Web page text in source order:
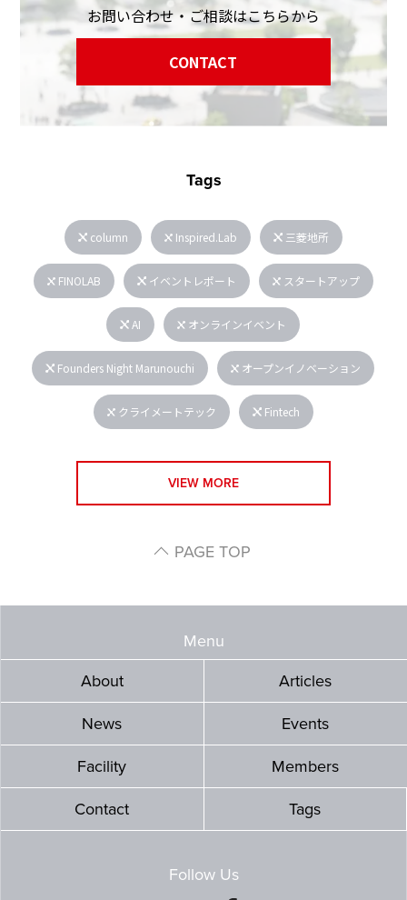
お問い合わせ・ご相談はこちらから
CONTACT
Tags
column Inspired.Lab 三菱地所
FINOLAB イベントレポート スタートアップ
AI オンラインイベント
Founders Night Marunouchi オープンイノベーション
クライメートテック Fintech
VIEW MORE
PAGE TOP
Menu
About
Articles
News Events
Facility Members
Contact Tags
Follow Us